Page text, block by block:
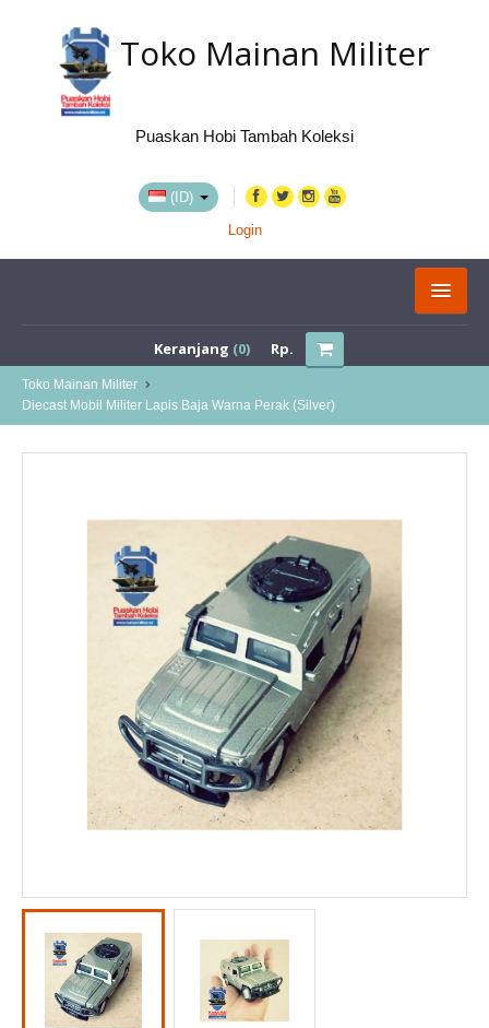
Toko Mainan Militer
Puaskan Hobi Tambah Koleksi
(ID)
Login
BELI VIA MARKETPLACE
KOMUNITAS
KONTAK KAMI
Keranjang (0) Rp.
Toko Mainan Militer
Diecast Mobil Militer Lapis Baja Warna Perak (Silver)